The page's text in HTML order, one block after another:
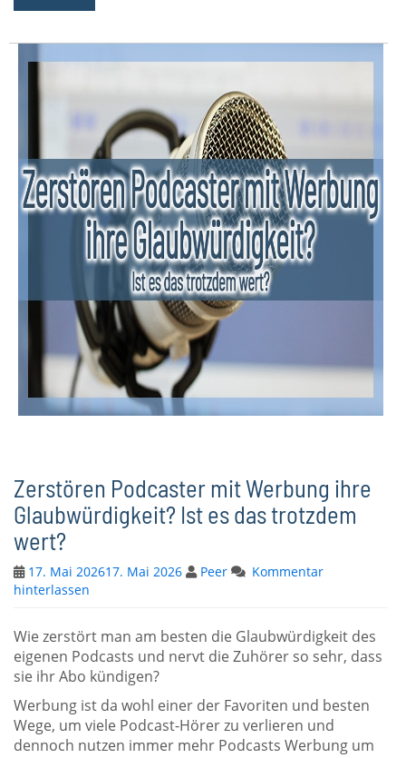
Zerstören Podcaster mit Werbung ihre
Glaubwürdigkeit? Ist es das trotzdem
wert?
17. Mai 202617. Mai 2026 Peer
Kommentar
hinterlassen
Wie zerstört man am besten die Glaubwürdigkeit des
eigenen Podcasts und nervt die Zuhörer so sehr, dass
sie ihr Abo kündigen?
Werbung ist da wohl einer der Favoriten und besten
Wege, um viele Podcast-Hörer zu verlieren und
dennoch nutzen immer mehr Podcasts Werbung um